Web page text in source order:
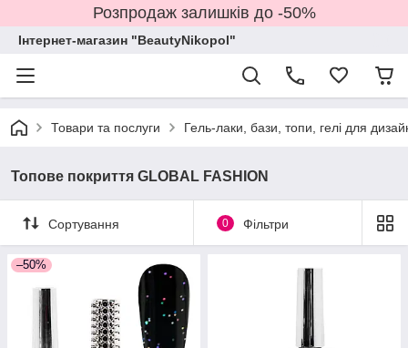
Розпродаж залишків до -50%
Інтернет-магазин "BeautyNikopol"
Товари та послуги Гель-лаки, бази, топи, гелі для
Топове покриття GLOBAL FASHION
Сортування 0 Фільтри
–50%